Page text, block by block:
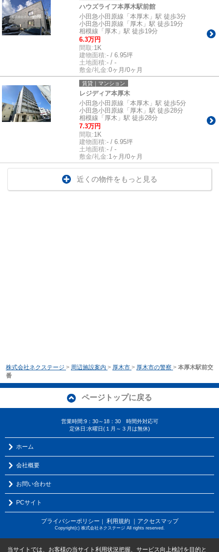
ハウズライフ本厚木駅前館
小田急小田原線「本厚木」駅 徒歩3分
小田急小田原線「厚木」駅 徒歩19分
相模線「厚木」駅 徒歩19分
6.3万円
間取:1K
建物面積:- / 6.95坪
土地面積:- / -
敷金/礼金:0ヶ月/0ヶ月
賃貸｜マンション
レジディア本厚木
小田急小田原線「本厚木」駅 徒歩5分
小田急小田原線「厚木」駅 徒歩28分
相模線「厚木」駅 徒歩28分
7.3万円
間取:1K
建物面積:- / 6.95坪
土地面積:- / -
敷金/礼金:1ヶ月/0ヶ月
近くの物件をもっと見る
株式会社ネクステージ > 周辺施設案内 > 厚木市 > 厚木市の警察 > 本厚木駅前交
番
ページトップに戻る
営業時間:9：30～18：30 時間外対応可
定休日:水曜日(１月～３月は無休)
ホーム
会社概要
お問い合わせ
PCサイト
プライバシーポリシー ｜ 利用規約 ｜アクセスマップ
Copyright(c) 株式会社ネクステージ All rights reserved.
当サイトでは、お客様の当サイト利用状況把握、サービス向上検討を目的と